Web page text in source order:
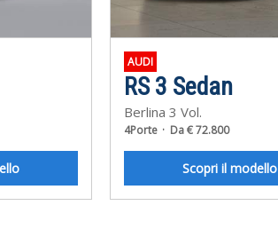
AUDI
RS 3 Sedan
Berlina 3 Vol.
4Porte Da € 72.800
Scopri il modello